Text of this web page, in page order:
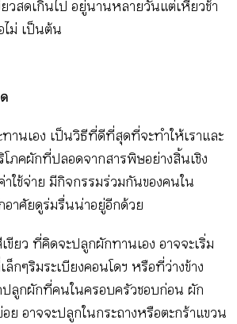
วสดเกินไป อยู่นานหลายวันแต่เหี่ยวช้า
ไม่ เป็นต้น
านเอง เป็นวิธีที่ดีที่สุดที่จะทำให้เราและ
ภคผักที่ปลอดจากสารพิษอย่างสิ้นเชิง
ใช้จ่าย มีกิจกรรมร่วมกันของคนใน
าศัยดูร่มรื่นน่าอยู่อีกด้วย
ยว ที่คิดจะปลูกผักทานเอง อาจจะเริ่ม
กๆริมระเบียงคอนโดฯ หรือที่ว่างข้าง
ลูกผักที่คนในครอบครัวชอบก่อน ผัก
ย อาจจะปลูกในกระถางหรือตะกร้าแขวน